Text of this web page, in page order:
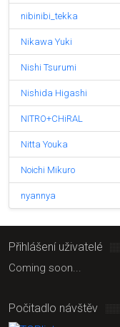
nibinibi_tekka
Nikawa Yuki
Nishi Tsurumi
Nishida Higashi
NITRO+CHiRAL
Nitta Youka
Noichi Mikuro
nyannya
Přihlášení uživatelé
Coming soon...
Počitadlo návštěv